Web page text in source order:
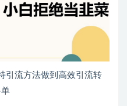
引流方法做到高效引流转